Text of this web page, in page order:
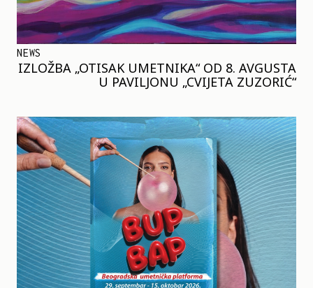
NEWS
IZLOŽBA „OTISAK UMETNIKA“ OD 8. AVGUSTA
U PAVILJONU „CVIJETA ZUZORIĆ“